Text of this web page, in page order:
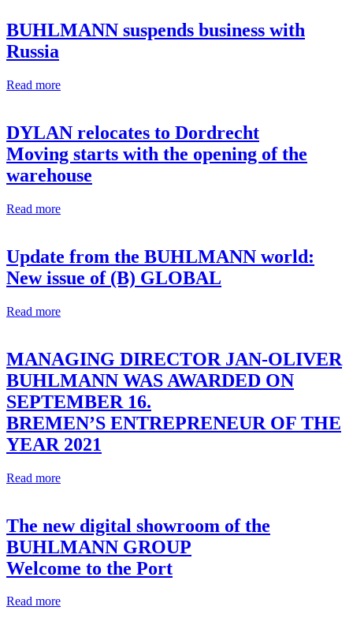
BUHLMANN suspends business with
Russia
Read more
DYLAN relocates to Dordrecht
Moving starts with the opening of the
warehouse
Read more
Update from the BUHLMANN world:
New issue of (B) GLOBAL
Read more
MANAGING DIRECTOR JAN-OLIVER
BUHLMANN WAS AWARDED ON
SEPTEMBER 16.
BREMEN’S ENTREPRENEUR OF THE
YEAR 2021
Read more
The new digital showroom of the
BUHLMANN GROUP
Welcome to the Port
Read more